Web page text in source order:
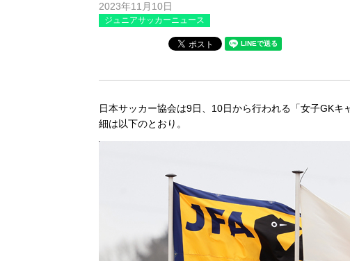
2023年11月10日
ジュニアサッカーニュース
日本サッカー協会は9日、10日から行われる「女子GK
細は以下のとおり。